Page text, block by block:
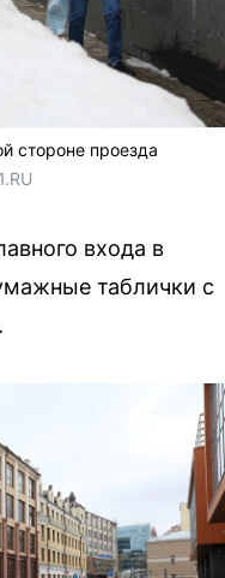
стороне проезда
входа в
таблички с